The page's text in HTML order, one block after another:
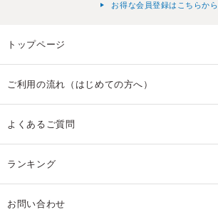
お得な会員登録はこちらから
トップページ
ご利用の流れ（はじめての方へ）
よくあるご質問
ランキング
お問い合わせ